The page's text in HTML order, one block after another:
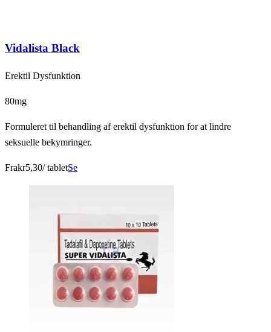
Vidalista Black
Erektil Dysfunktion
80mg
Formuleret til behandling af erektil dysfunktion for at lindre
seksuelle bekymringer.
Frakr5,30/ tabletSe